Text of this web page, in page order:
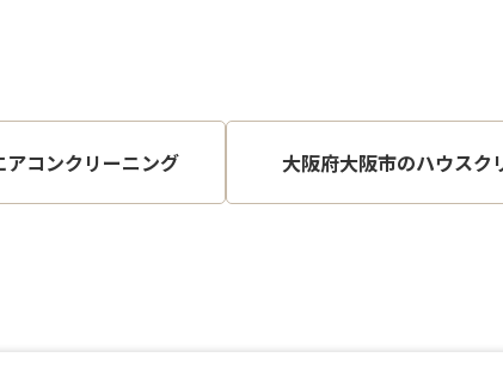
コンクリーニング 大阪府大阪市のハウスク